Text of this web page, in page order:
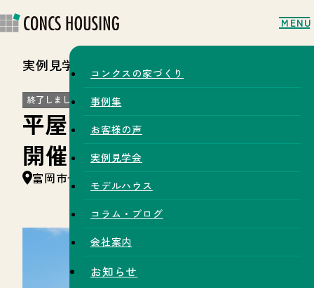
MENU
コンクスの家づくり
事例集
お客様の声
実例見学会
モデルハウス
コラム・ブログ
会社案内
お知らせ
実例見学会
終了しました
平屋モデルハウス見学会
開催
富岡市七日市